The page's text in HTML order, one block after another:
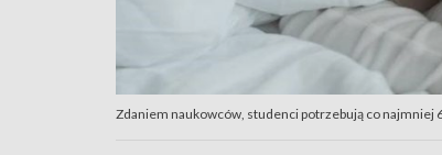
Zdaniem naukowców, studenci potrzebują co najmniej